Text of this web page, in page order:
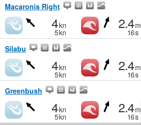
Macaronis Right
4kn
5kn
2.4m
16s
Silabu
4kn
5kn
2.4m
16s
Greenbush
4kn
5kn
2.4m
16s